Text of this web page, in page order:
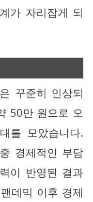
가 자리잡게 되
꾸준히 인상되
50만 원으로 오
를 모았습니다.
경제적인 부담
이 반영된 결과
데믹 이후 경제